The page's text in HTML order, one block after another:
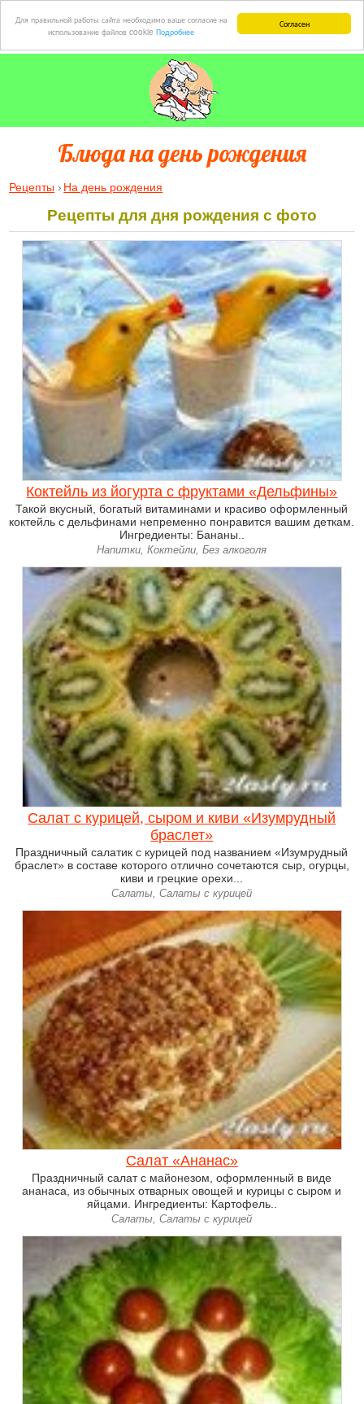
Согласен
Для правильной работы сайта необходимо ваше согласие на
использование файлов cookie Подробнее
Блюда на день рождения
Рецепты На день рождения
Рецепты для дня рождения с фото
Коктейль из йогурта с фруктами «Дельфины»
Такой вкусный, богатый витаминами и красиво оформленный
коктейль с дельфинами непременно понравится вашим деткам.
Ингредиенты: Бананы..
Напитки, Коктейли, Без алкоголя
Салат с курицей, сыром и киви «Изумрудный
браслет»
Праздничный салатик с курицей под названием «Изумрудный
браслет» в составе которого отлично сочетаются сыр, огурцы,
киви и грецкие орехи...
Салаты, Салаты с курицей
Салат «Ананас»
Праздничный салат с майонезом, оформленный в виде
ананаса, из обычных отварных овощей и курицы с сыром и
яйцами. Ингредиенты: Картофель..
Салаты, Салаты с курицей